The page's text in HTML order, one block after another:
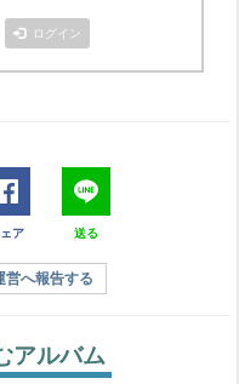
ログイン
ア 送る
へ報告する
アルバム